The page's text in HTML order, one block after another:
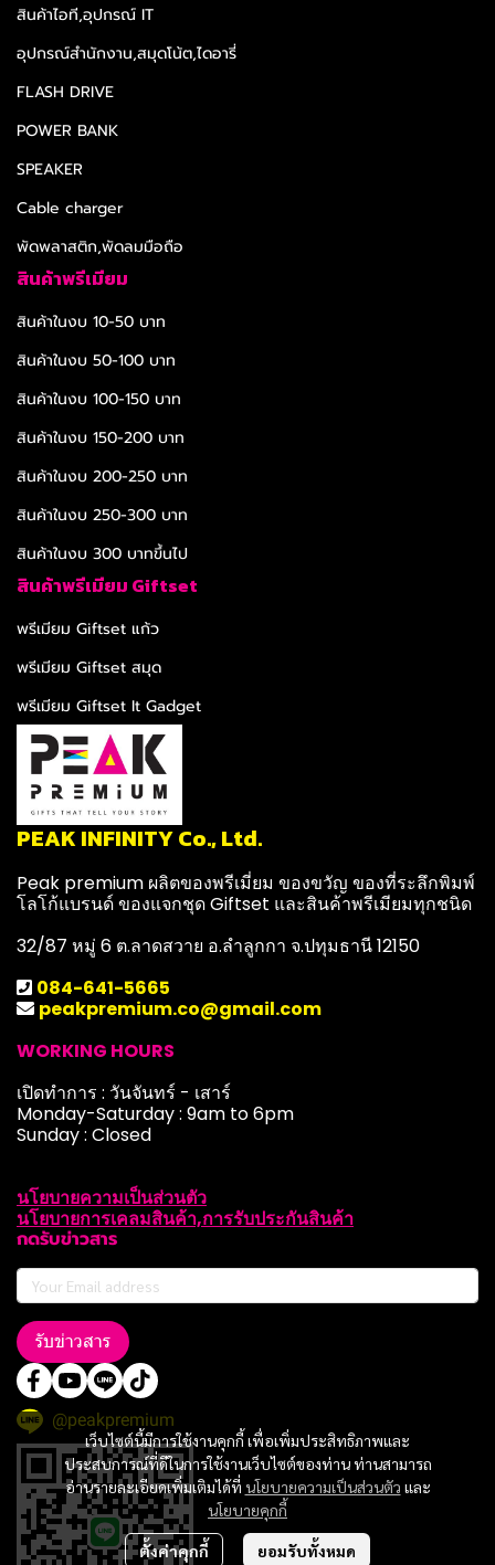
เว็บไซต์นี้มีการใช้งานคุกกี้ เพื่อเพิ่มประสิทธิภาพและ
ประสบการณ์ที่ดีในการใช้งานเว็บไซต์ของท่าน ท่านสามารถ
อ่านรายละเอียดเพิ่มเติมได้ที่ นโยบายความเป็นส่วนตัว และ
นโยบายคุกกี้
ตั้งค่าคุกกี้ ยอมรับทั้งหมด
สินค้าไอที,อุปกรณ์ IT
อุปกรณ์สำนักงาน,สมุดโน้ต,ไดอารี่
FLASH DRIVE
POWER BANK
SPEAKER
Cable charger
พัดพลาสติก,พัดลมมือถือ
สินค้าพรีเมียม
สินค้าในงบ 10-50 บาท
สินค้าในงบ 50-100 บาท
สินค้าในงบ 100-150 บาท
สินค้าในงบ 150-200 บาท
สินค้าในงบ 200-250 บาท
สินค้าในงบ 250-300 บาท
สินค้าในงบ 300 บาทขึ้นไป
สินค้าพรีเมียม Giftset
พรีเมียม Giftset แก้ว
พรีเมียม Giftset สมุด
พรีเมียม Giftset It Gadget
PEAK INFINITY Co., Ltd.
Peak premium ผลิตของพรีเมี่ยม ของขวัญ ของที่ระลึกพิมพ์
โลโก้แบรนด์ ของแจกชุด Giftset และสินค้าพรีเมียมทุกชนิด
32/87 หมู่ 6 ต.ลาดสวาย อ.ลำลูกกา จ.ปทุมธานี 12150
084-641-5665
peakpremium.co@gmail.com
WORKING HOURS
เปิดทำการ : วันจันทร์ - เสาร์
Monday-Saturday : 9am to 6pm
Sunday : Closed
นโยบายความเป็นส่วนตัว
นโยบายการเคลมสินค้า,การรับประกันสินค้า
กดรับข่าวสาร
รับข่าวสาร
@peakpremium